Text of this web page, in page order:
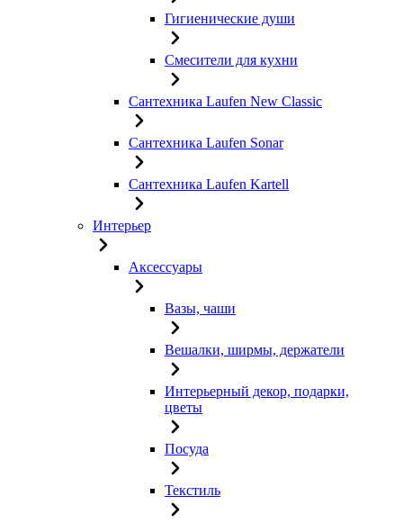
Гигиенические души
Смесители для кухни
Сантехника Laufen New Classic
Сантехника Laufen Sonar
Сантехника Laufen Kartell
Интерьер
Аксессуары
Вазы, чаши
Вешалки, ширмы, держатели
Интерьерный декор, подарки,
цветы
Посуда
Текстиль